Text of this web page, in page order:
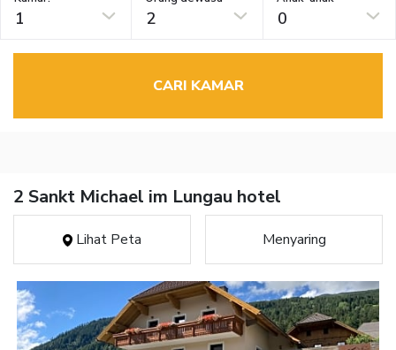
1 2 0
CARI KAMAR
2 Sankt Michael im Lungau hotel
Lihat Peta Menyaring